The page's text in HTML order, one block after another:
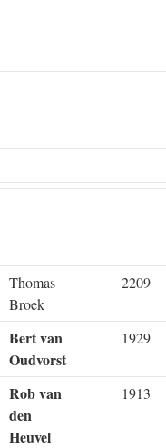
Thomas
Broek
2209
Bert van
Oudvorst
1929
Rob van
den
Heuvel
1913